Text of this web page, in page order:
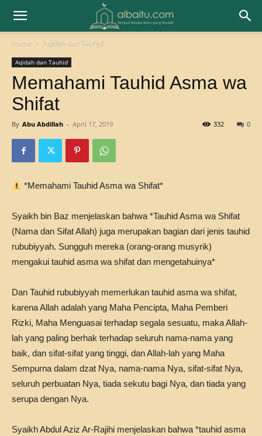
Home Aqidah dan Tauhid
Aqidah dan Tauhid
Memahami Tauhid Asma wa
Shifat
By Abu Abdillah - April 17, 2019 0
332
*Memahami Tauhid Asma wa Shifat*
Syaikh bin Baz menjelaskan bahwa *Tauhid Asma wa Shifat
(Nama dan Sifat Allah) juga merupakan bagian dari jenis tauhid
rububiyyah. Sungguh mereka (orang-orang musyrik)
mengakui tauhid asma wa shifat dan mengetahuinya*
Dan Tauhid rububiyyah memerlukan tauhid asma wa shifat,
karena Allah adalah yang Maha Pencipta, Maha Pemberi
Rizki, Maha Menguasai terhadap segala sesuatu, maka Allah-
lah yang paling berhak terhadap seluruh nama-nama yang
baik, dan sifat-sifat yang tinggi, dan Allah-lah yang Maha
Sempurna dalam dzat Nya, nama-nama Nya, sifat-sifat Nya,
seluruh perbuatan Nya, tiada sekutu bagi Nya, dan tiada yang
serupa dengan Nya.
Syaikh Abdul Aziz Ar-Rajihi menjelaskan bahwa *tauhid asma